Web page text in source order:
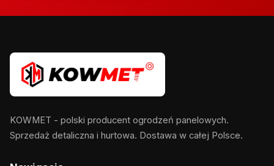
KOWMET - polski producent ogrodzeń panelowych.
Sprzedaż detaliczna i hurtowa. Dostawa w całej Polsce.